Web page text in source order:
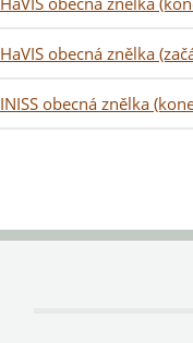
HaVIS obecná znělka
INISS obecná znělka